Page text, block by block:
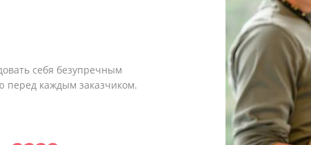
себя безупречным
перед каждым заказчиком.